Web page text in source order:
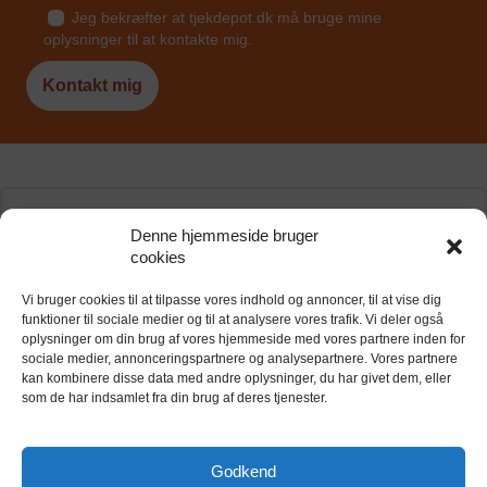
Denne hjemmeside bruger
cookies
Vi bruger cookies til at tilpasse vores indhold og annoncer, til at vise dig
funktioner til sociale medier og til at analysere vores trafik. Vi deler også
oplysninger om din brug af vores hjemmeside med vores partnere inden for
sociale medier, annonceringspartnere og analysepartnere. Vores partnere
kan kombinere disse data med andre oplysninger, du har givet dem, eller
som de har indsamlet fra din brug af deres tjenester.
Godkend
Jeg bekræfter at tjekdepot.dk må bruge mine
oplysninger til at kontakte mig.
Hvad siger folk om
Vi har allerede hjulpet over 500 danskere med at finde